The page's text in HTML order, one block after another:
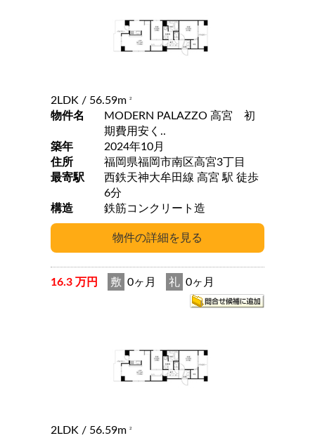
2LDK / 56.59m 2
物件名
MODERN PALAZZO 高宮 初
期費用安く..
築年
2024年10月
住所
福岡県福岡市南区高宮3丁目
最寄駅
西鉄天神大牟田線 高宮 駅 徒歩
6分
構造
鉄筋コンクリート造
16.3 万円 敷 0ヶ月 礼 0ヶ月
2LDK / 56.59m 2